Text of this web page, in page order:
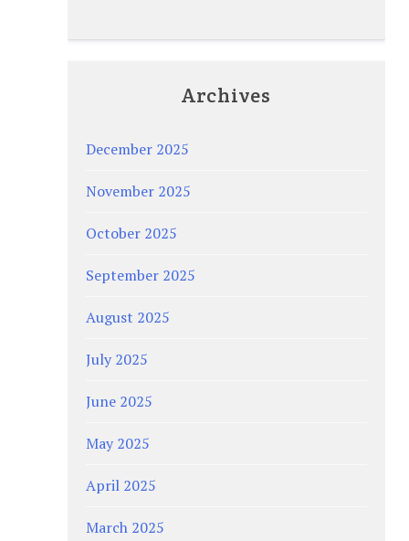
Archives
December 2025
November 2025
October 2025
September 2025
August 2025
July 2025
June 2025
May 2025
April 2025
March 2025